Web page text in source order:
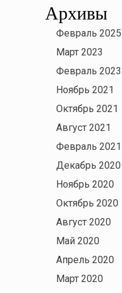
Архивы
Февраль 2025
Март 2023
Февраль 2023
Ноябрь 2021
Октябрь 2021
Август 2021
Февраль 2021
Декабрь 2020
Ноябрь 2020
Октябрь 2020
Август 2020
Май 2020
Апрель 2020
Март 2020